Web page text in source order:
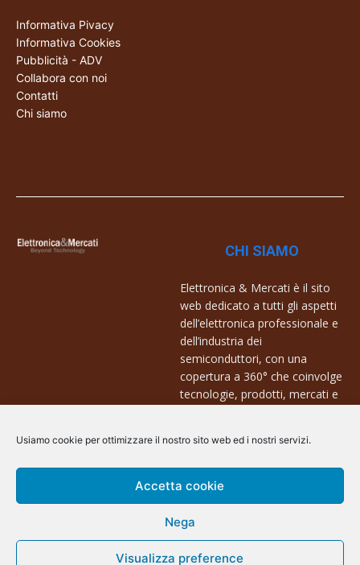
Usiamo cookie per ottimizzare il nostro sito web ed i nostri servizi.
Accetta cookie
Nega
Visualizza preference
Informativa Pivacy
Informativa Cookies
Pubblicità - ADV
Collabora con noi
Contatti
Chi siamo
CHI SIAMO
Elettronica & Mercati è il sito
web dedicato a tutti gli aspetti
dell’elettronica professionale e
dell’industria dei
semiconduttori, con una
copertura a 360° che coinvolge
tecnologie, prodotti, mercati e
Contatti:
info@arscommunication.it
@ArsCommunication 2023